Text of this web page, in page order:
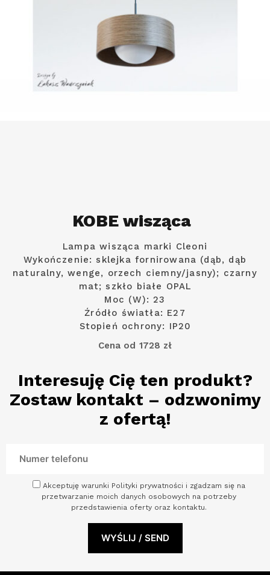
KOBE wisząca
Lampa wisząca marki Cleoni
Wykończenie: sklejka fornirowana (dąb, dąb
naturalny, wenge, orzech ciemny/jasny); czarny
mat; szkło białe OPAL
Moc (W): 23
Źródło światła: E27
Stopień ochrony: IP20
Cena od 1728 zł
Interesuję Cię ten produkt?
Zostaw kontakt – odzwonimy
z ofertą!
Akceptuję warunki Polityki prywatności i zgadzam się na
przetwarzanie moich danych osobowych na potrzeby
przedstawienia oferty oraz kontaktu.